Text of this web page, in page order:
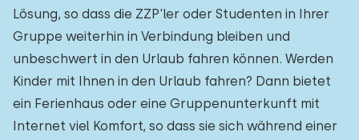
Lösung, so dass die ZZP'ler oder Studenten in Ihrer
Gruppe weiterhin in Verbindung bleiben und
unbeschwert in den Urlaub fahren können. Werden
Kinder mit Ihnen in den Urlaub fahren? Dann bietet
ein Ferienhaus oder eine Gruppenunterkunft mit
Internet viel Komfort, so dass sie sich während einer